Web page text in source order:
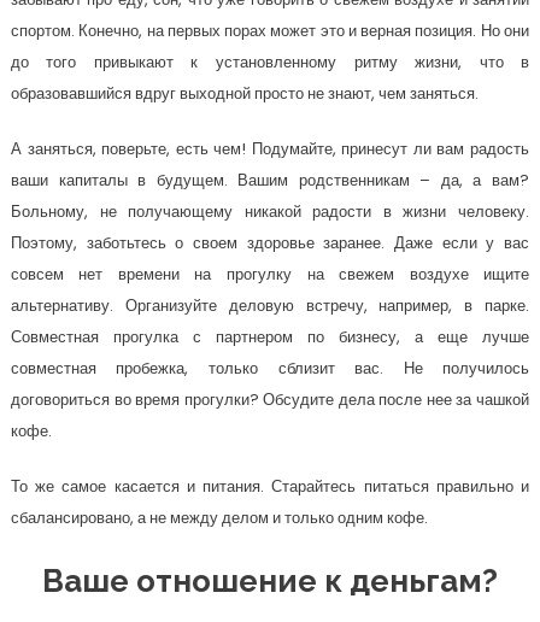
спортом. Конечно, на первых порах может это и верная позиция. Но они
до того привыкают к установленному ритму жизни, что в
образовавшийся вдруг выходной просто не знают, чем заняться.
А заняться, поверьте, есть чем! Подумайте, принесут ли вам радость
ваши капиталы в будущем. Вашим родственникам – да, а вам?
Больному, не получающему никакой радости в жизни человеку.
Поэтому, заботьтесь о своем здоровье заранее. Даже если у вас
совсем нет времени на прогулку на свежем воздухе ищите
альтернативу. Организуйте деловую встречу, например, в парке.
Совместная прогулка с партнером по бизнесу, а еще лучше
совместная пробежка, только сблизит вас. Не получилось
договориться во время прогулки? Обсудите дела после нее за чашкой
кофе.
То же самое касается и питания. Старайтесь питаться правильно и
сбалансировано, а не между делом и только одним кофе.
Ваше отношение к деньгам?